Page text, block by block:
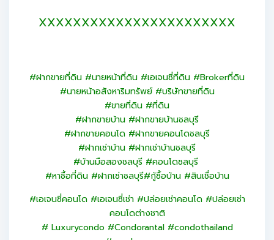
XXXXXXXXXXXXXXXXXXXXXXX
#ฝากขายที่ดิน #นายหน้าที่ดิน #เอเจนซี่ที่ดิน #Brokerที่ดิน
#นายหน้าอสังหาริมทรัพย์ #บริษัทขายที่ดิน
#ขายที่ดิน #ที่ดิน
#ฝากขายบ้าน #ฝากขายบ้านชลบุรี
#ฝากขายคอนโด #ฝากขายคอนโดชลบุรี
#ฝากเช่าบ้าน #ฝากเช่าบ้านชลบุรี
#บ้านมือสองชลบุรี #คอนโดชลบุรี
#หาซื้อที่ดิน #ฝากเช่าชลบุรี#กู้ซื้อบ้าน #สินเชื่อบ้าน
#เอเจนซี่คอนโด #เอเจนซี่เช่า #ปล่อยเช่าคอนโด #ปล่อยเช่า
คอนโดต่างชาติ
# Luxurycondo #Condorantal #condothailand